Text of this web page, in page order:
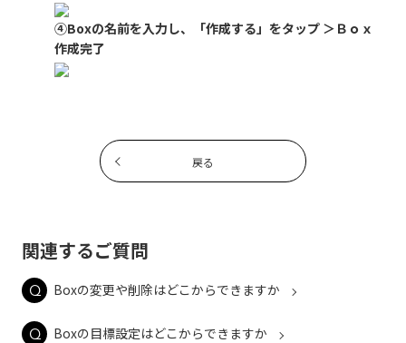
④Boxの名前を入力し、「作成する」をタップ ＞Ｂｏｘ
作成完了
戻る
関連するご質問
Boxの変更や削除はどこからできますか
Boxの目標設定はどこからできますか